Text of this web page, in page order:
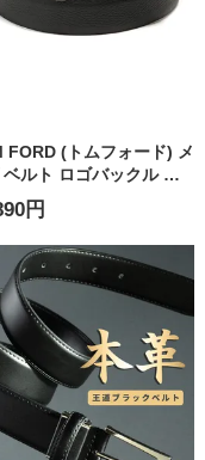
FORD (トムフォード) メ
ベルト ロゴバックル レ
ビジネス ベルト
円